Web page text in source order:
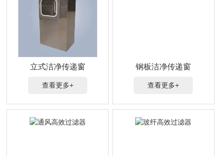
立式洁净传递窗
查看更多+
钢板洁净传递窗
查看更多+